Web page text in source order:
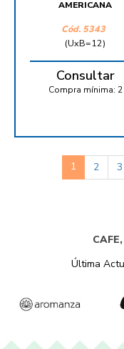
AMERICANA
Cód. 5343
(UxB=12)
Consultar
Compra mínima: 2
1 2 3
Última